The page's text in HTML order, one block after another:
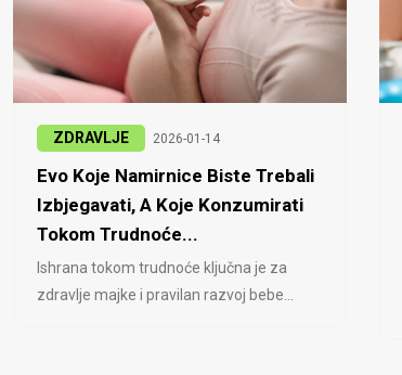
ZDRAVLJE 2026-01-14
Evo Koje Namirnice Biste Trebali
Izbjegavati, A Koje Konzumirati
Tokom Trudnoće...
Ishrana tokom trudnoće ključna je za
zdravlje majke i pravilan razvoj bebe...